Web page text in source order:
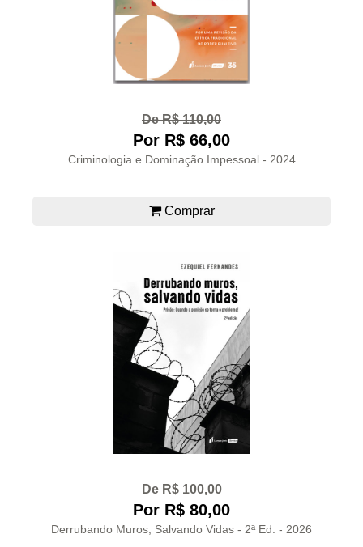
De R$ 110,00
Por R$ 66,00
Criminologia e Dominação Impessoal - 2024
Comprar
De R$ 100,00
Por R$ 80,00
Derrubando Muros, Salvando Vidas - 2ª Ed. - 2026